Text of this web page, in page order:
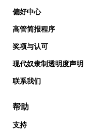
偏好中心
高管简报程序
奖项与认可
现代奴隶制透明度声明
联系我们
帮助
支持